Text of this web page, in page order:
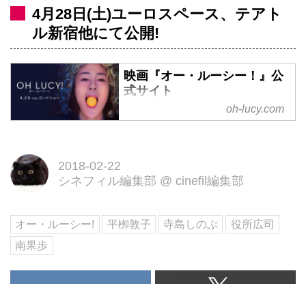
4月28日(土)ユーロスペース、テアト
ル新宿他にて公開!
映画『オー・ルーシー！』公
式サイト
4.28（Sat）ユーロスペース、テ
リット賞Ｗノミネート。映画『オ
す。
oh-lucy.com
2018-02-22
シネフィル編集部 @ cinefil編集部
オー・ルーシー! 平栁敦子 寺島しのぶ
役所広司
南果歩